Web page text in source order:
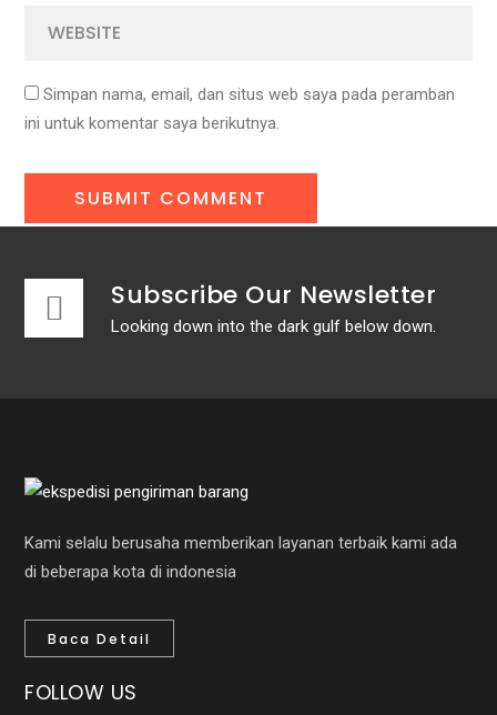
Simpan nama, email, dan situs web saya pada peramban
ini untuk komentar saya berikutnya.
Subscribe Our Newsletter
Looking down into the dark gulf below down.
Kami selalu berusaha memberikan layanan terbaik kami ada
di beberapa kota di indonesia
Baca Detail
FOLLOW US